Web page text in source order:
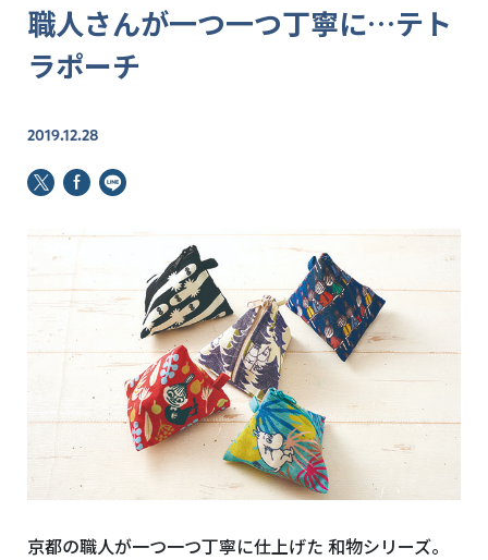
職人さんが一つ一つ丁寧に…テト
ラポーチ
2019.12.28
京都の職人が一つ一つ丁寧に仕上げた 和物シリーズ。